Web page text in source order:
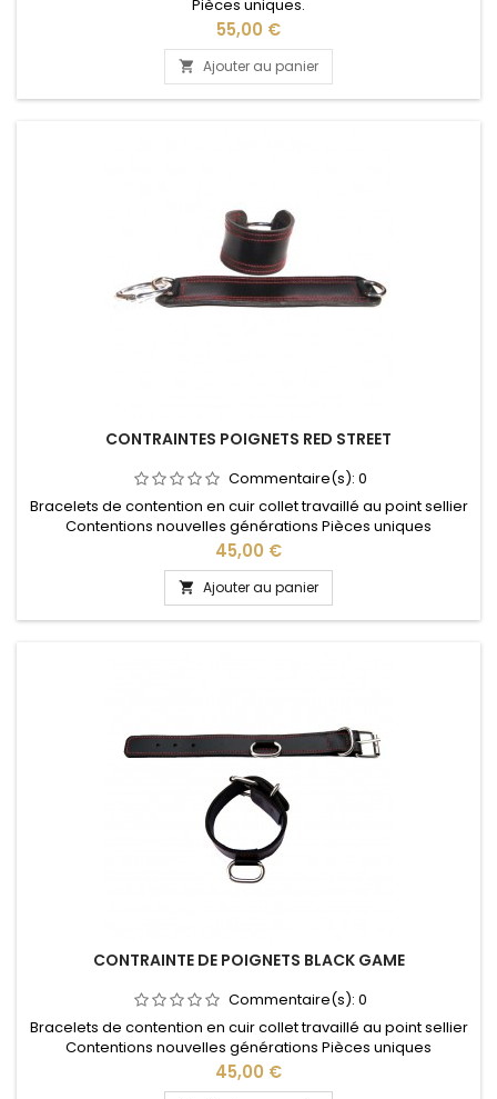
Pièces uniques.
Prix
55,00 €
 Ajouter au panier
CONTRAINTES POIGNETS RED STREET
Commentaire(s): 0
Bracelets de contention en cuir collet travaillé au point sellier
Contentions nouvelles générations Pièces uniques
Prix
45,00 €
 Ajouter au panier
CONTRAINTE DE POIGNETS BLACK GAME
Commentaire(s): 0
Bracelets de contention en cuir collet travaillé au point sellier
Contentions nouvelles générations Pièces uniques
Prix
45,00 €